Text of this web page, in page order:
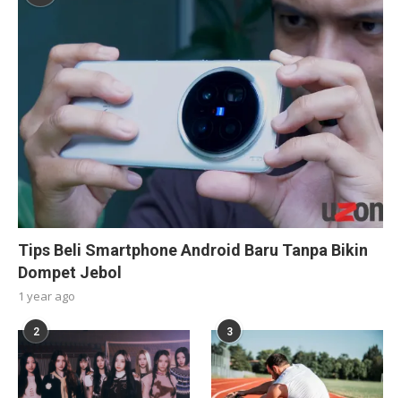
Tips Beli Smartphone Android Baru Tanpa Bikin
Dompet Jebol
1 year ago
2 3